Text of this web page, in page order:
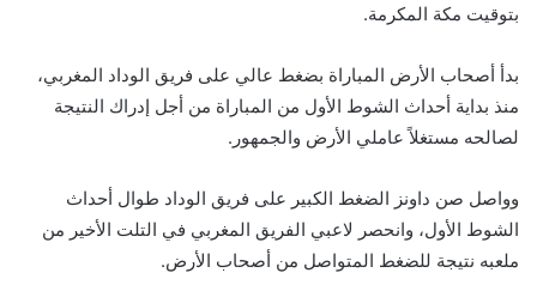
بتوقيت مكة المكرمة.
بدأ أصحاب الأرض المباراة بضغط عالي على فريق الوداد المغربي،
منذ بداية أحداث الشوط الأول من المباراة من أجل إدراك النتيجة
لصالحه مستغلاً عاملي الأرض والجمهور.
وواصل صن داونز الضغط الكبير على فريق الوداد طوال أحداث
الشوط الأول، وانحصر لاعبي الفريق المغربي في التلت الأخير من
ملعبه نتيجة للضغط المتواصل من أصحاب الأرض.